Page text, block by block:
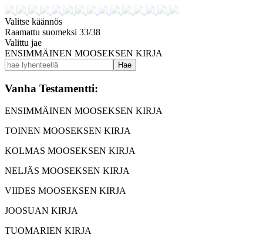
Valitse käännös
Raamattu suomeksi 33/38
Valittu jae
ENSIMMÄINEN MOOSEKSEN KIRJA
Hae
Vanha Testamentti:
ENSIMMÄINEN MOOSEKSEN KIRJA
TOINEN MOOSEKSEN KIRJA
KOLMAS MOOSEKSEN KIRJA
NELJÄS MOOSEKSEN KIRJA
VIIDES MOOSEKSEN KIRJA
JOOSUAN KIRJA
TUOMARIEN KIRJA